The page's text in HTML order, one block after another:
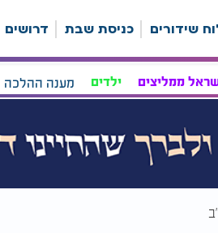
שידורים כניסת שבת דרושים
ממליצים ילדים מענה ההלכה